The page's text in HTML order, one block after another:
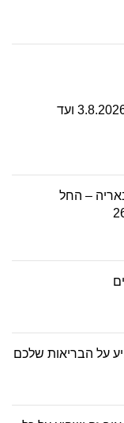
נסיגת כירון בשור לטלה מה-3.8.2026 ועד
– החל
על הבריאות שלכם